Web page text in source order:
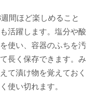
間ほど楽しめること
活躍します。塩分や酸
使い、容器のふちを汚
長く保存できます。み
て漬け物を覚えておく
使い切れます。